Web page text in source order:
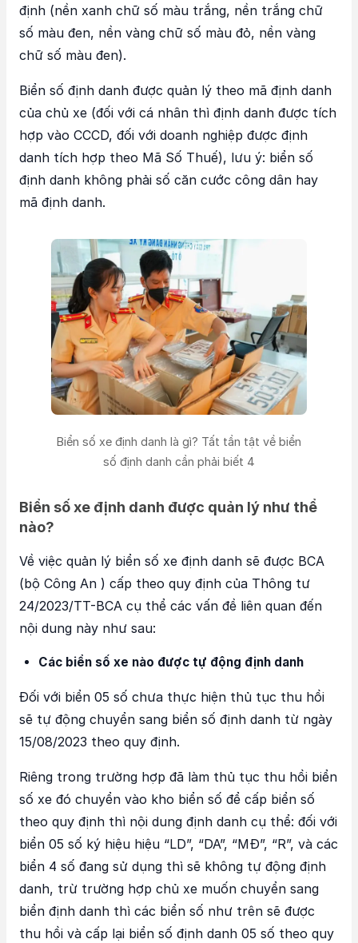
định (nền xanh chữ số màu trắng, nền trắng chữ
số màu đen, nền vàng chữ số màu đỏ, nền vàng
chữ số màu đen).
Biển số định danh được quản lý theo mã định danh
của chủ xe (đối với cá nhân thì định danh được tích
hợp vào CCCD, đối với doanh nghiệp được định
danh tích hợp theo Mã Số Thuế), lưu ý: biển số
định danh không phải số căn cước công dân hay
mã định danh.
Biển số xe định danh là gì? Tất tần tật về biển
số định danh cần phải biết 4
Biển số xe định danh được quản lý như thể
nào?
Về việc quản lý biển số xe định danh sẽ được BCA
(bộ Công An ) cấp theo quy định của Thông tư
24/2023/TT-BCA cụ thể các vấn đề liên quan đến
nội dung này như sau:
Các biển số xe nào được tự động định danh
Đối với biển 05 số chưa thực hiện thủ tục thu hồi
sẽ tự động chuyển sang biển số định danh từ ngày
15/08/2023 theo quy định.
Riêng trong trường hợp đã làm thủ tục thu hồi biển
số xe đó chuyển vào kho biển số để cấp biển số
theo quy định thì nội dung định danh cụ thể: đối với
biển 05 số ký hiệu hiệu “LD”, “DA”, “MĐ”, “R”, và các
biển 4 số đang sử dụng thì sẽ không tự động định
danh, trừ trường hợp chủ xe muốn chuyển sang
biển định danh thì các biển số như trên sẽ được
thu hồi và cấp lại biển số định danh 05 số theo quy